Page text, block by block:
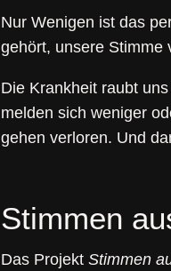
Nur Wenigen ist das
gehört, unsere Stimme
Die Krankheit raubt
melden sich weniger
gehen verloren. Und
Stimmen
Das Projekt Stimmen